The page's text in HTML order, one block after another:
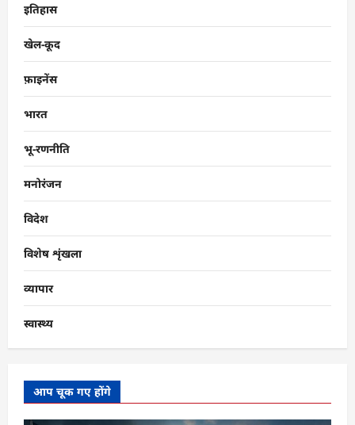
इतिहास
खेल-कूद
फ़ाइनेंस
भारत
भू-रणनीति
मनोरंजन
विदेश
विशेष शृंखला
व्यापार
स्वास्थ्य
आप चूक गए होंगे